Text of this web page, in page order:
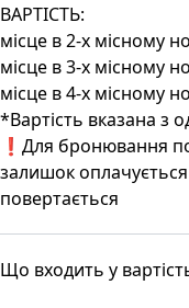
ВАРТІСТЬ:
місце в 2-х місному
місце в 3-х місному
місце в 4-х місному
*Вартість вказана з
❗Для бронювання
залишок
повертається
Що входить у